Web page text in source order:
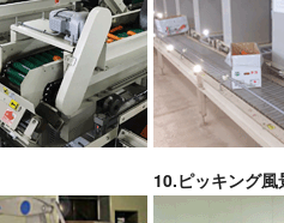
10.ピッキング風